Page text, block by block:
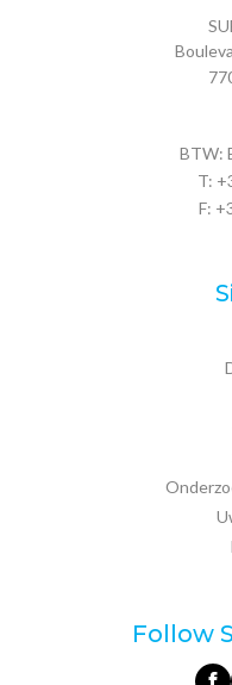
BTW:
T:
F:
Follow